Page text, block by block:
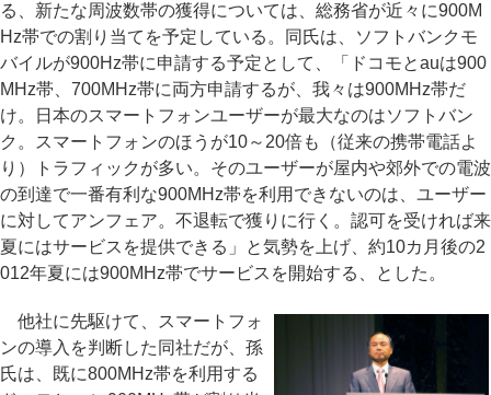
る、新たな周波数帯の獲得については、総務省が近々に900M
Hz帯での割り当てを予定している。同氏は、ソフトバンクモ
バイルが900Hz帯に申請する予定として、「ドコモとauは900
MHz帯、700MHz帯に両方申請するが、我々は900MHz帯だ
け。日本のスマートフォンユーザーが最大なのはソフトバン
ク。スマートフォンのほうが10～20倍も（従来の携帯電話よ
り）トラフィックが多い。そのユーザーが屋内や郊外での電波
の到達で一番有利な900MHz帯を利用できないのは、ユーザー
に対してアンフェア。不退転で獲りに行く。認可を受ければ来
夏にはサービスを提供できる」と気勢を上げ、約10カ月後の2
012年夏には900MHz帯でサービスを開始する、とした。
他社に先駆けて、スマートフォ
ンの導入を判断した同社だが、孫
氏は、既に800MHz帯を利用する